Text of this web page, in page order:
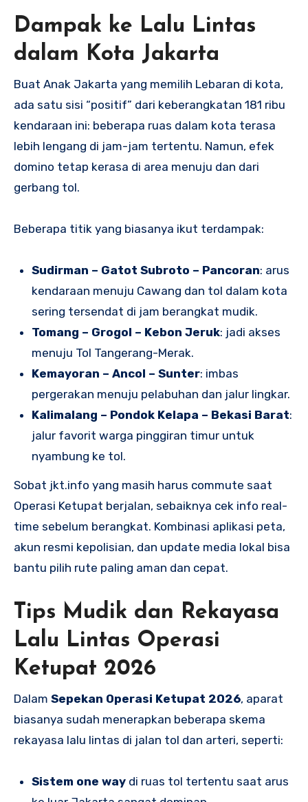
Dampak ke Lalu Lintas
dalam Kota Jakarta
Buat Anak Jakarta yang memilih Lebaran di kota,
ada satu sisi “positif” dari keberangkatan 181 ribu
kendaraan ini: beberapa ruas dalam kota terasa
lebih lengang di jam-jam tertentu. Namun, efek
domino tetap kerasa di area menuju dan dari
gerbang tol.
Beberapa titik yang biasanya ikut terdampak:
Sudirman – Gatot Subroto – Pancoran: arus
kendaraan menuju Cawang dan tol dalam kota
sering tersendat di jam berangkat mudik.
Tomang – Grogol – Kebon Jeruk: jadi akses
menuju Tol Tangerang-Merak.
Kemayoran – Ancol – Sunter: imbas
pergerakan menuju pelabuhan dan jalur lingkar.
Kalimalang – Pondok Kelapa – Bekasi Barat:
jalur favorit warga pinggiran timur untuk
nyambung ke tol.
Sobat jkt.info yang masih harus commute saat
Operasi Ketupat berjalan, sebaiknya cek info real-
time sebelum berangkat. Kombinasi aplikasi peta,
akun resmi kepolisian, dan update media lokal bisa
bantu pilih rute paling aman dan cepat.
Tips Mudik dan Rekayasa
Lalu Lintas Operasi
Ketupat 2026
Dalam Sepekan Operasi Ketupat 2026, aparat
biasanya sudah menerapkan beberapa skema
rekayasa lalu lintas di jalan tol dan arteri, seperti:
Sistem one waydi ruas tol tertentu saat arus